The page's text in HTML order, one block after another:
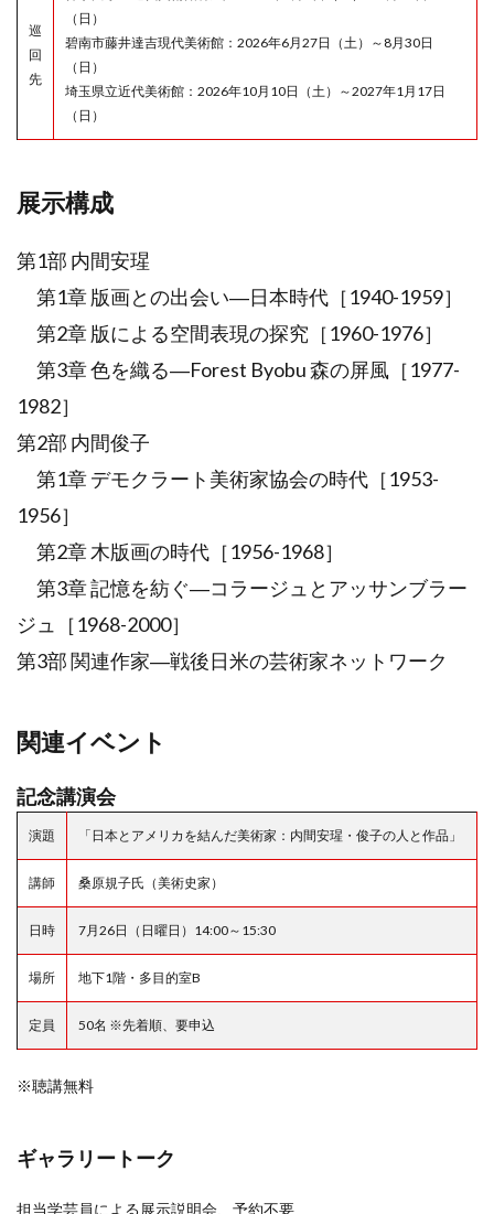
巡
回
先
（日）
碧南市藤井達吉現代美術館：2026年6月27日（土）～8月30日
（日）
埼玉県立近代美術館：2026年10月10日（土）～2027年1月17日
（日）
展示構成
第1部 内間安瑆
第1章 版画との出会い―日本時代［1940-1959］
第2章 版による空間表現の探究［1960-1976］
第3章 色を織る―Forest Byobu 森の屏風［1977-
1982］
第2部 内間俊子
第1章 デモクラート美術家協会の時代［1953-
1956］
第2章 木版画の時代［1956-1968］
第3章 記憶を紡ぐ―コラージュとアッサンブラー
ジュ［1968-2000］
第3部 関連作家―戦後日米の芸術家ネットワーク
関連イベント
記念講演会
演題 「日本とアメリカを結んだ美術家：内間安瑆・俊子の人と作品」
講師 桑原規子氏（美術史家）
日時 7月26日（日曜日）14:00～15:30
場所 地下1階・多目的室B
定員 50名 ※先着順、要申込
※聴講無料
ギャラリートーク
担当学芸員による展示説明会、予約不要